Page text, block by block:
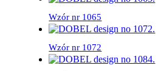
Wzór nr 1065
Wzór nr 1072